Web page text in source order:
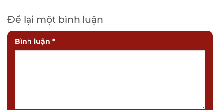
Để lại một bình luận
Bình luận *